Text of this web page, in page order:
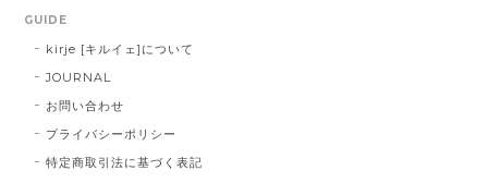
GUIDE
kirje [キルイェ]について
JOURNAL
お問い合わせ
プライバシーポリシー
特定商取引法に基づく表記